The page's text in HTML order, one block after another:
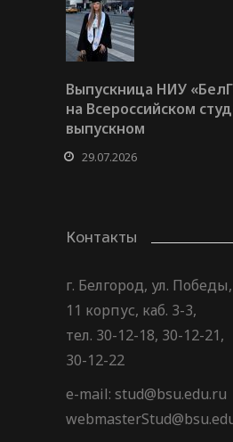
Выпускница НИУ
на Всероссийском
выпускном
29.07.2026
Контакты
г. Белгород, ул.
11 корпус, каб. 3-3,
тел. 30-12-18, 30-12-21,
30-12-22
e-mail: stud@bsu.edu.ru